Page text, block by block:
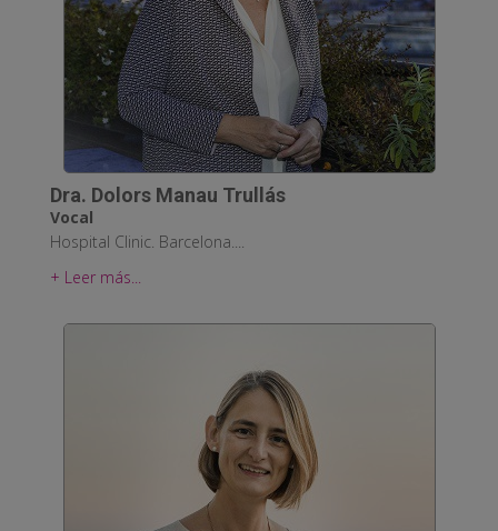
Dra. Dolors Manau Trullás
Vocal
Hospital Clinic. Barcelona....
+ Leer más...